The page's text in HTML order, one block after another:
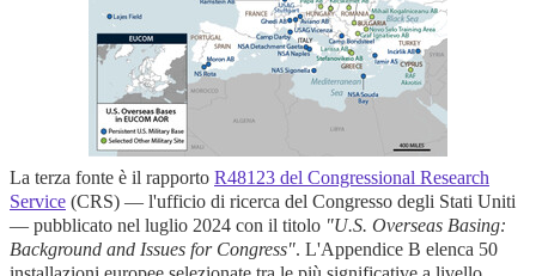
La terza fonte è il rapporto R48123 del Congressional Research
Service (CRS) — l'ufficio di ricerca del Congresso degli Stati Uniti
— pubblicato nel luglio 2024 con il titolo "U.S. Overseas Basing:
Background and Issues for Congress". L'Appendice B elenca 50